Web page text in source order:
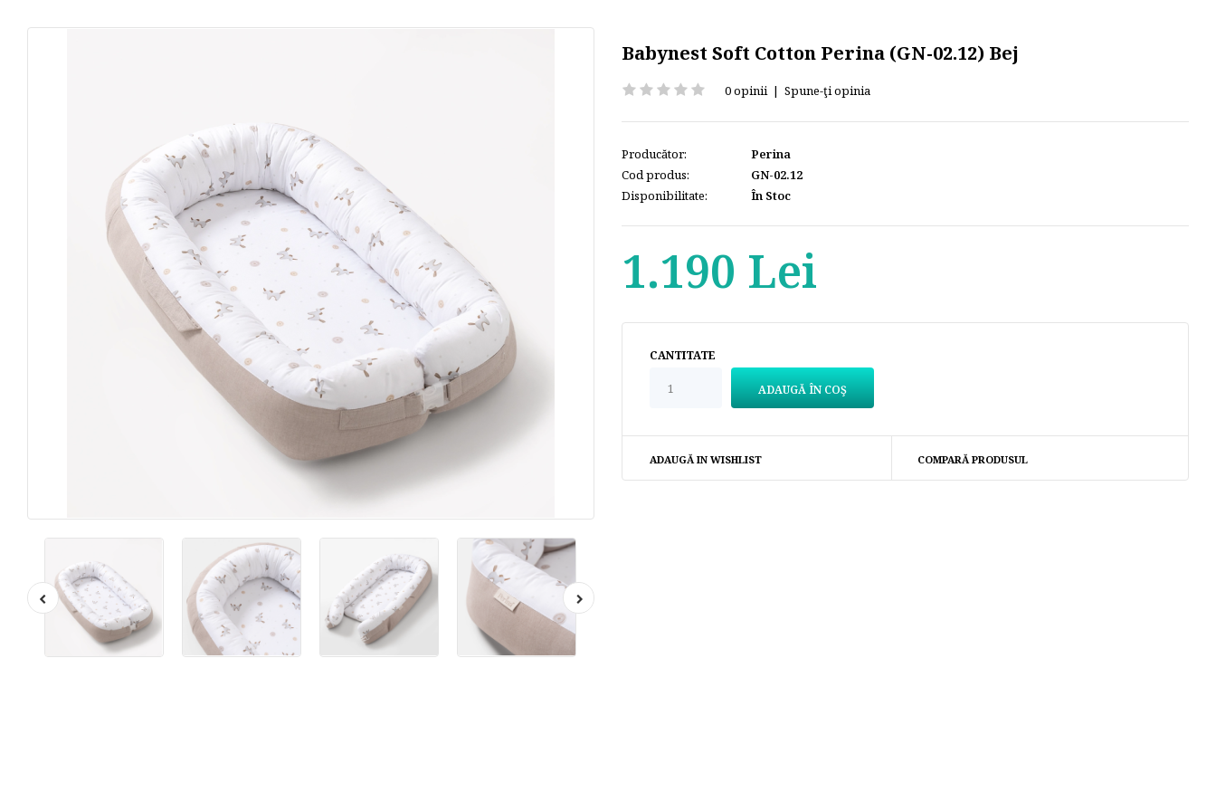
Babynest Soft Cotton Perina (GN-02.12) Bej
0 opinii| Spune-ţi opinia
Producător:
Perina
Cod produs:
GN-02.12
Disponibilitate:
În Stoc
1.190 Lei
CANTITATE
ADAUGĂ IN WISHLIST COMPARĂ PRODUSUL